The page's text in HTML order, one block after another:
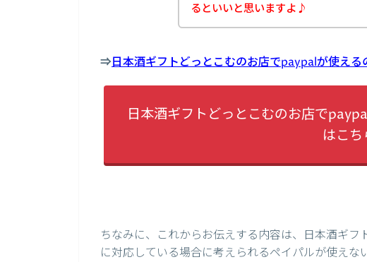
るといいと思いますよ♪
⇒日本酒ギフトどっとこむのお店でpaypalが使え
日本酒ギフトどっとこむのお店で
はこち
ちなみに、これからお伝えする内容は、日本酒ギフ
に対応している場合に考えられるペイパルが使え